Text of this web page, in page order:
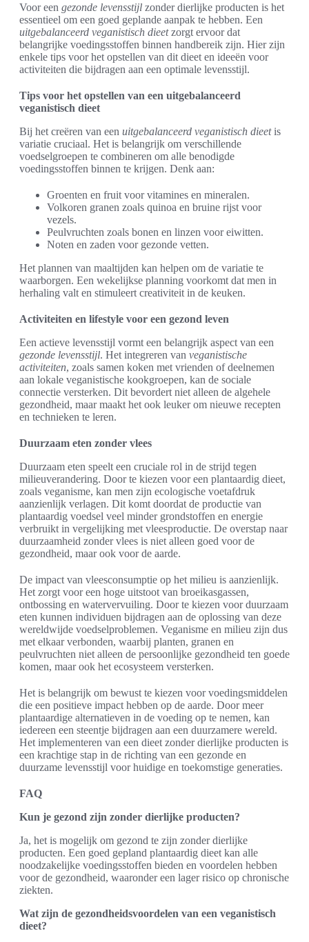
Voor een gezonde levensstijl zonder dierlijke producten is het
essentieel om een goed geplande aanpak te hebben. Een
uitgebalanceerd veganistisch dieetzorgt ervoor dat
belangrijke voedingsstoffen binnen handbereik zijn. Hier zijn
enkele tips voor het opstellen van dit dieet en ideeën voor
activiteiten die bijdragen aan een optimale levensstijl.
Tips voor het opstellen van een uitgebalanceerd
veganistisch dieet
Bij het creëren van een uitgebalanceerd veganistisch dieetis
variatie cruciaal. Het is belangrijk om verschillende
voedselgroepen te combineren om alle benodigde
voedingsstoffen binnen te krijgen. Denk aan:
Groenten en fruit voor vitamines en mineralen.
Volkoren granen zoals quinoa en bruine rijst voor
vezels.
Peulvruchten zoals bonen en linzen voor eiwitten.
Noten en zaden voor gezonde vetten.
Het plannen van maaltijden kan helpen om de variatie te
waarborgen. Een wekelijkse planning voorkomt dat men in
herhaling valt en stimuleert creativiteit in de keuken.
Activiteiten en lifestyle voor een gezond leven
Een actieve levensstijl vormt een belangrijk aspect van een
gezonde levensstijl. Het integreren van veganistische
activiteiten, zoals samen koken met vrienden of deelnemen
aan lokale veganistische kookgroepen, kan de sociale
connectie versterken. Dit bevordert niet alleen de algehele
gezondheid, maar maakt het ook leuker om nieuwe recepten
en technieken te leren.
Duurzaam eten zonder vlees
Duurzaam eten speelt een cruciale rol in de strijd tegen
milieuverandering. Door te kiezen voor een plantaardig dieet,
zoals veganisme, kan men zijn ecologische voetafdruk
aanzienlijk verlagen. Dit komt doordat de productie van
plantaardig voedsel veel minder grondstoffen en energie
verbruikt in vergelijking met vleesproductie. De overstap naar
duurzaamheid zonder vlees is niet alleen goed voor de
gezondheid, maar ook voor de aarde.
De impact van vleesconsumptie op het milieu is aanzienlijk.
Het zorgt voor een hoge uitstoot van broeikasgassen,
ontbossing en watervervuiling. Door te kiezen voor duurzaam
eten kunnen individuen bijdragen aan de oplossing van deze
wereldwijde voedselproblemen. Veganisme en milieu zijn dus
met elkaar verbonden, waarbij planten, granen en
peulvruchten niet alleen de persoonlijke gezondheid ten goede
komen, maar ook het ecosysteem versterken.
Het is belangrijk om bewust te kiezen voor voedingsmiddelen
die een positieve impact hebben op de aarde. Door meer
plantaardige alternatieven in de voeding op te nemen, kan
iedereen een steentje bijdragen aan een duurzamere wereld.
Het implementeren van een dieet zonder dierlijke producten is
een krachtige stap in de richting van een gezonde en
duurzame levensstijl voor huidige en toekomstige generaties.
FAQ
Kun je gezond zijn zonder dierlijke producten?
Ja, het is mogelijk om gezond te zijn zonder dierlijke
producten. Een goed gepland plantaardig dieet kan alle
noodzakelijke voedingsstoffen bieden en voordelen hebben
voor de gezondheid, waaronder een lager risico op chronische
ziekten.
Wat zijn de gezondheidsvoordelen van een veganistisch
dieet?